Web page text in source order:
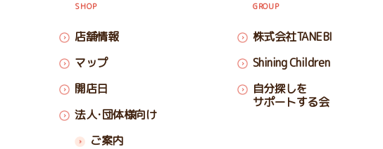
SHOP
店舗情報
マップ
開店日
法人･団体様向け
ご案内
GROUP
株式会社TANEBI
Shining Children
自分探しを
サポートする会